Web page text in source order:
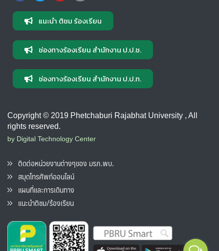
แนะนำ ติชม ร้องเรียน
ช่องทางร้องเรียน สำนักงาน ป.ป.ช.
ช่องทางร้องเรียน สำนักงาน ป.ป.ท.
Copyright © 2019 Phetchaburi Rajabhat University , All
rights reserved.
by Digital Technology Center
ติดต่อหน่วยงานต่างๆของ มรภ.พบ.
สมุดโทรศัพท์ออนไลน์
แผนที่และการเดินทาง
แนะนำติชม/ร้องเรียน